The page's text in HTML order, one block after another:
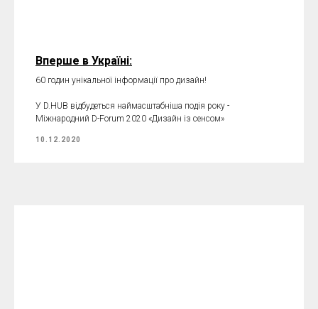
Вперше в Україні:
60 годин унікальної інформації про дизайн!
У D.HUB відбудеться наймасштабніша подія року -
Міжнародний D-Forum 2020 «Дизайн із сенсом»
10.12.2020